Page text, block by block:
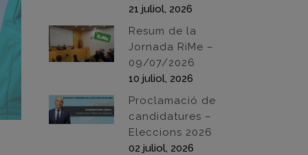
21 juliol, 2026
Resum de la
Jornada RiMe –
09/07/2026
10 juliol, 2026
Proclamació de
candidatures –
Eleccions 2026
02 juliol, 2026